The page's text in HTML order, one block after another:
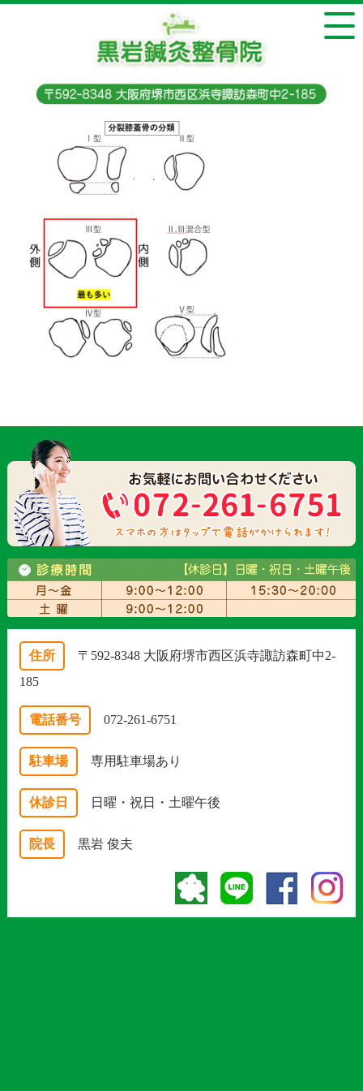
住所
〒592-8348 大阪府堺市西区浜寺諏訪森町中2-
185
電話番号 072-261-6751
駐車場 専用駐車場あり
休診日 日曜・祝日・土曜午後
院長 黒岩 俊夫